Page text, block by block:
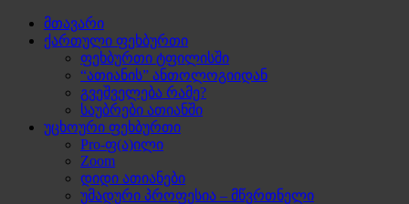
მთავარი
ქართული ფეხბურთი
ფეხბურთი ტფილისში
“ათიანის” ანთოლოგიიდან
გვეშველება რამე?
საუბრები ათიანში
უცხოური ფეხბურთი
Pro-ფ(ა)ილი
Zoom
დიდი ათიანები
უმადური პროფესია – მწვრთნელი